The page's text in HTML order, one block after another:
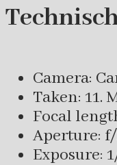
Camera:
Taken: 11.
Focal
Aperture:
Exposure: